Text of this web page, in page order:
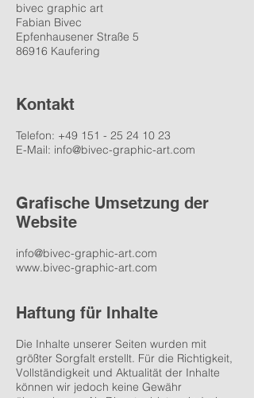
bivec graphic art
Fabian Bivec
Epfenhausener Straße 5
86916 Kaufering
Kontakt
Telefon: +49 151 - 25 24 10 23
E-Mail: info@bivec-graphic-art.com
Grafische Umsetzung der
Website
info@bivec-graphic-art.com
www.bivec-graphic-art.com
Haftung für Inhalte
Die Inhalte unserer Seiten wurden mit
größter Sorgfalt erstellt. Für die Richtigkeit,
Vollständigkeit und Aktualität der Inhalte
können wir jedoch keine Gewähr